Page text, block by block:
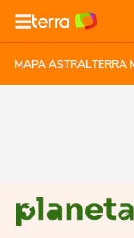
MAPA ASTRALTERRA